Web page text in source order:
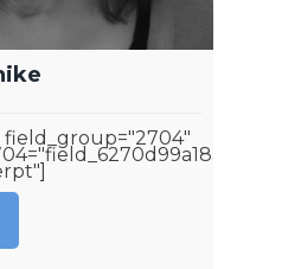
field_group="2704"